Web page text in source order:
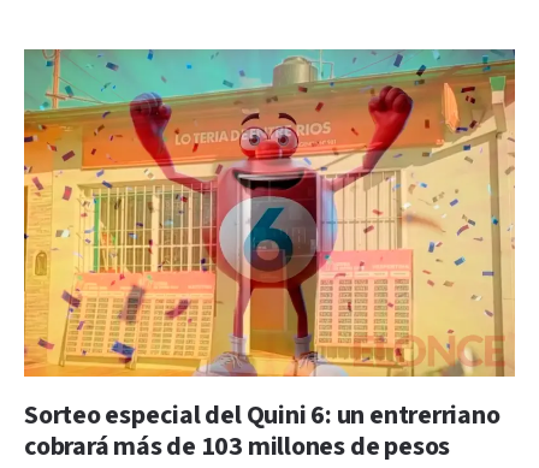
Sorteo especial del Quini 6: un entrerriano
cobrará más de 103 millones de pesos